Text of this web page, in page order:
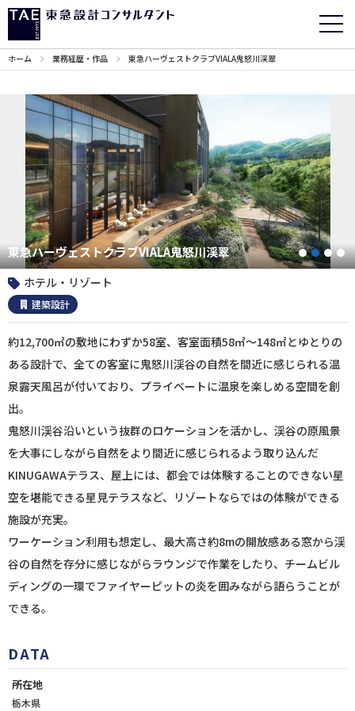
ホーム 業務経歴・作品 東急ハーヴェストクラブVIALA鬼怒川渓翠
東急ハーヴェストクラブVIALA鬼怒川渓翠 1 2 3
ホテル・リゾート
建築設計
約12,700㎡の敷地にわずか58室、客室面積58㎡～148㎡とゆとりの
ある設計で、全ての客室に鬼怒川渓谷の自然を間近に感じられる温
泉露天風呂が付いており、プライベートに温泉を楽しめる空間を創
出。
鬼怒川渓谷沿いという抜群のロケーションを活かし、渓谷の原風景
を大事にしながら自然をより間近に感じられるよう取り込んだ
KINUGAWAテラス、屋上には、都会では体験することのできない星
空を堪能できる星見テラスなど、リゾートならではの体験ができる
施設が充実。
ワーケーション利用も想定し、最大高さ約8mの開放感ある窓から渓
谷の自然を存分に感じながらラウンジで作業をしたり、チームビル
ディングの一環でファイヤーピットの炎を囲みながら語らうことが
できる。
DATA
所在地
栃木県